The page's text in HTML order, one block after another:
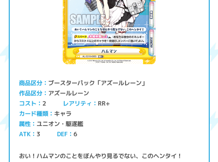
商品区分 ブースターパック「アズールレーン」
作品区分 アズールレーン
コスト 2 レアリティ RR+
カード種類 キャラ
属性 ユニオン・駆逐艦
ATK 3 DEF 6
おい！ハムマンのことをぼんやり見るでない、このヘンタイ！